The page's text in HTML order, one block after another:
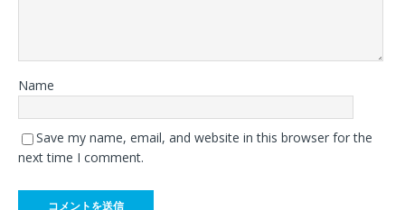
Name
Save my name, email, and website in this browser for the
next time I comment.